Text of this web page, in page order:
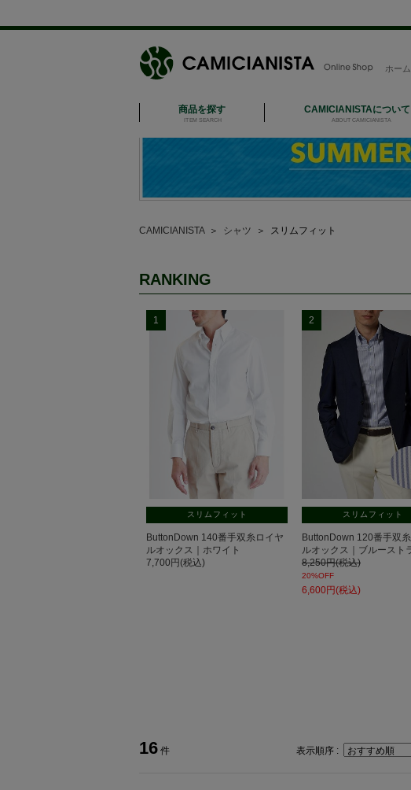
ホーム
商品を探す
ITEM SEARCH
CAMICIANISTAについて
ABOUT CAMICIANISTA
CAMICIANISTA＞ シャツ ＞ スリムフィット
RANKING
1
スリムフィット
ButtonDown 140番手双糸ロイヤ
ルオックス｜ホワイト
7,700円(税込)
2
スリムフィット
ButtonDown 120番手双
ルオックス｜ブルースト
8,250円(税込)
20%OFF
6,600円(税込)
16 件 表示順序 :